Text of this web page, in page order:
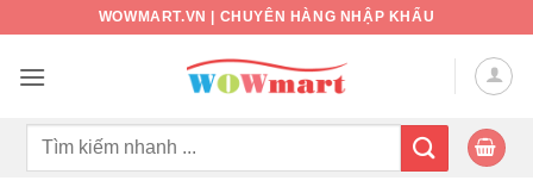
nội
WOWMART.VN | CHUYÊN HÀNG NHẬP KHẨU
Tìm